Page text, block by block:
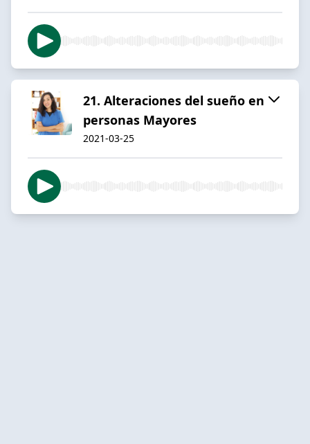
21. Alteraciones del sueño en
personas Mayores
2021-03-25